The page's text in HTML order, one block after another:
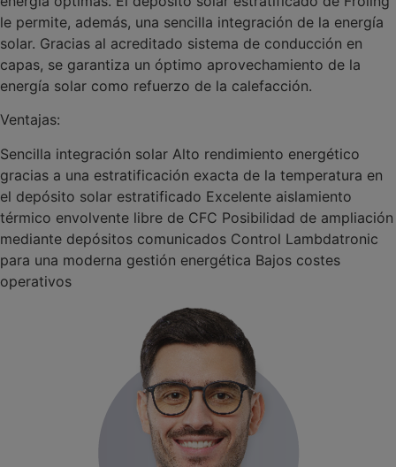
le permite, además, una sencilla integración de la energía
solar. Gracias al acreditado sistema de conducción en
capas, se garantiza un óptimo aprovechamiento de la
energía solar como refuerzo de la calefacción.
Ventajas:
Sencilla integración solar Alto rendimiento energético
gracias a una estratificación exacta de la temperatura en
el depósito solar estratificado Excelente aislamiento
térmico envolvente libre de CFC Posibilidad de ampliación
mediante depósitos comunicados Control Lambdatronic
para una moderna gestión energética Bajos costes
operativos